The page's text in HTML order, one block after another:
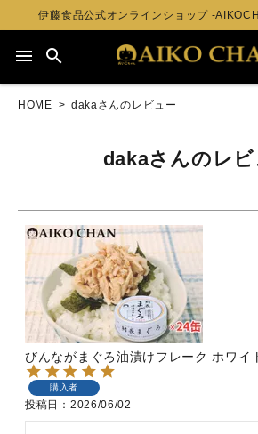
伊藤食品公式オンラインショップ -
menu search
HOME dakaさんのレビュー
dakaさんのレビ
びんながまぐろ油漬けフレーク ホワイ
購入者
投稿日 2026/06/02